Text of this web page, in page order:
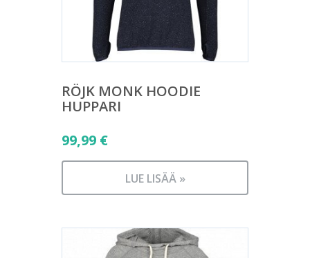
RÖJK MONK HOODIE
HUPPARI
99,99 €
LUE LISÄÄ »